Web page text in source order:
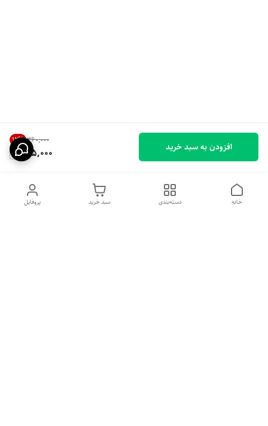
۳۶۰٬۰۰۰ 12%
315,000 افزودن به سبد خرید
پروفایل سبد خرید دسته‌بندی خانه